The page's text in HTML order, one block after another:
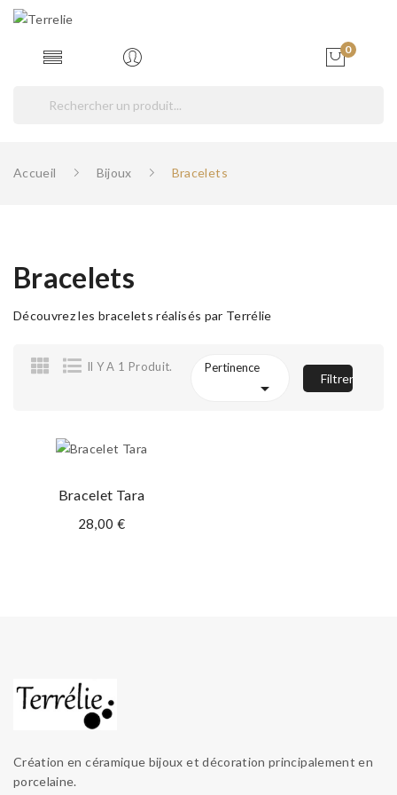
0
Accueil Bijoux Bracelets
Bracelets
Découvrez les bracelets réalisés par Terrélie
Il Y A 1 Produit. Pertinence
 Filtrer
Bracelet Tara
28,00 €
Création en céramique bijoux et décoration principalement en
porcelaine.